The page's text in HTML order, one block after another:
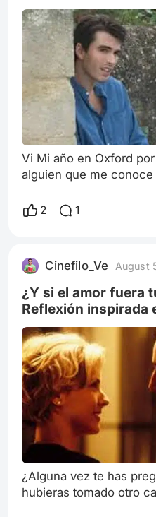
Vi Mi año en Oxford
alguien que me conoce
tenía razón. No porque
reflejado algo que yo
protagonista. No
enamoré de una
2 1
Cinefilo_Ve August
¿Y si el amor fuera
Reflexión inspirada
¿Alguna vez te has
hubieras tomado otro